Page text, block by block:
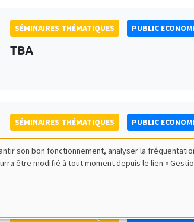
SÉMINAIRES THÉMATIQUES PUBLIC
TBA
SÉMINAIRES THÉMATIQUES PUBLIC
TBA
SÉMINAIRES THÉMATIQUES PUBLIC
son bon fonctionnement, analyser la
être modifié à tout moment depuis le lien «